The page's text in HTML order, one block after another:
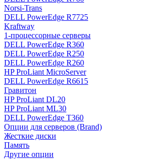
Norsi-Trans
DELL PowerEdge R7725
Kraftway
1-процессорные серверы
DELL PowerEdge R360
DELL PowerEdge R250
DELL PowerEdge R260
HP ProLiant MicroServer
DELL PowerEdge R6615
Гравитон
HP ProLiant DL20
HP ProLiant ML30
DELL PowerEdge T360
Опции для серверов (Brand)
Жесткие диски
Память
Другие опции